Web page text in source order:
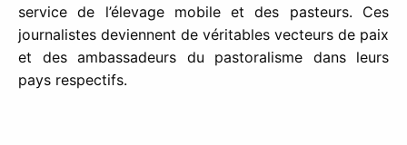
service de l’élevage mobile et des pasteurs. Ces
journalistes deviennent de véritables vecteurs de paix
et des ambassadeurs du pastoralisme dans leurs
pays respectifs.